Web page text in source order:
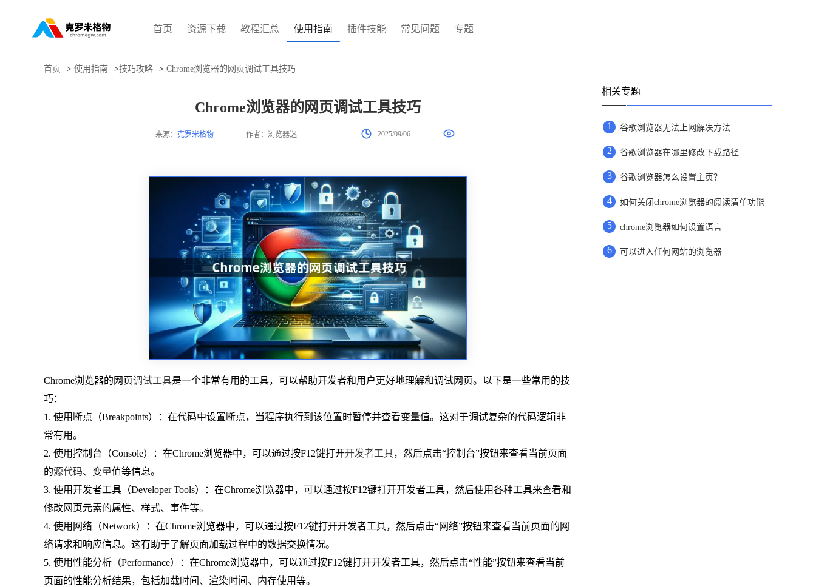
首页 资源下载 教程汇总 使用指南 插件技能 常见问题 专题
首页 > 使用指南 >技巧攻略 > Chrome浏览器的网页调试工具技巧
Chrome浏览器的网页调试工具技巧
来源： 克罗米格物 作者：浏览器迷 2025/09/06
Chrome浏览器的网页调试工具是一个非常有用的工具，可以帮助开发者和用户更好地理解和调试网页。以下是一些常用的技
巧：
1. 使用断点（Breakpoints）：在代码中设置断点，当程序执行到该位置时暂停并查看变量值。这对于调试复杂的代码逻辑非
常有用。
2. 使用控制台（Console）：在Chrome浏览器中，可以通过按F12键打开开发者工具，然后点击“控制台”按钮来查看当前页面
的源代码、变量值等信息。
3. 使用开发者工具（Developer Tools）：在Chrome浏览器中，可以通过按F12键打开开发者工具，然后使用各种工具来查看和
修改网页元素的属性、样式、事件等。
4. 使用网络（Network）：在Chrome浏览器中，可以通过按F12键打开开发者工具，然后点击“网络”按钮来查看当前页面的网
络请求和响应信息。这有助于了解页面加载过程中的数据交换情况。
5. 使用性能分析（Performance）：在Chrome浏览器中，可以通过按F12键打开开发者工具，然后点击“性能”按钮来查看当前
页面的性能分析结果，包括加载时间、渲染时间、内存使用等。
相关专题
1 谷歌浏览器无法上网解决方法
2 谷歌浏览器在哪里修改下载路径
3 谷歌浏览器怎么设置主页？
4 如何关闭chrome浏览器的阅读清单功能
5 chrome浏览器如何设置语言
6 可以进入任何网站的浏览器